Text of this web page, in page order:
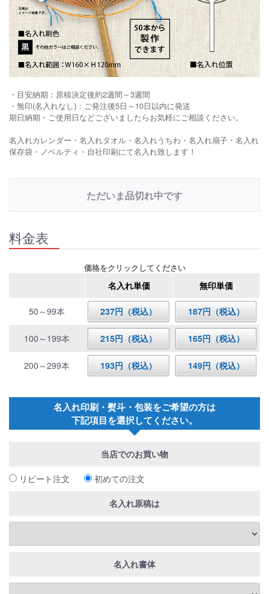
・目安納期：原稿決定後約2週間～3週間
・無印(名入れなし)：ご発注後5日～10日以内に発送
期日納期・ご使用日などございましたらお気軽にご相談ください。
名入れカレンダー・名入れタオル・名入れうちわ・名入れ扇子・名入れ
保存袋・ノベルティ・自社印刷にて名入れ致します！
ただいま品切れ中です
料金表
価格をクリックしてください
名入れ単価 無印単価
50～99本 237円（税込） 187円（税込）
100～199本 215円（税込） 165円（税込）
200～299本 193円（税込） 149円（税込）
名入れ印刷・熨斗・包装をご希望の方は
下記項目を選択してください。
当店でのお買い物
リピート注文 初めての注文
名入れ原稿は
名入れ書体